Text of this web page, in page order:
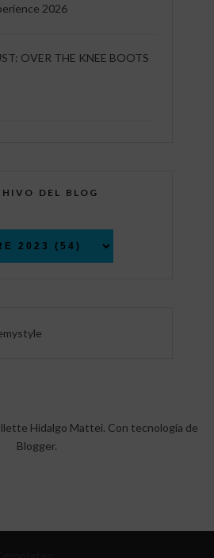
2026
OVER THE KNEE BOOTS
DEL BLOG
Hidalgo Mattei. Con tecnología de
Blogger.